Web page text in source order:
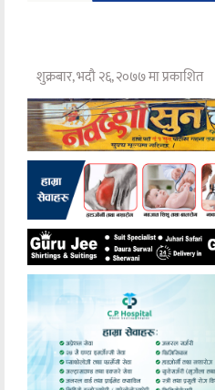
शुक्रबार, भदौ २६, २०७७ मा प्रकाशित